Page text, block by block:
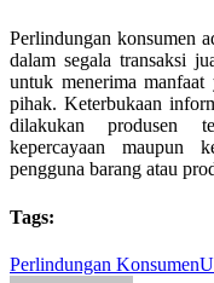
Perlindungan konsumen
dalam segala transaksi
untuk menerima
pihak. Keterbukaan
dilakukan produsen
kepercayaan maupun
pengguna barang atau
Tags:
Perlindungan Konsumen